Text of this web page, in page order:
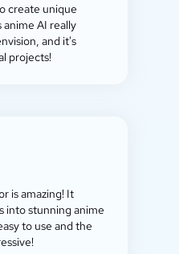
create unique
AI really
and it's
projects!
is amazing! It
into stunning anime
to use and the